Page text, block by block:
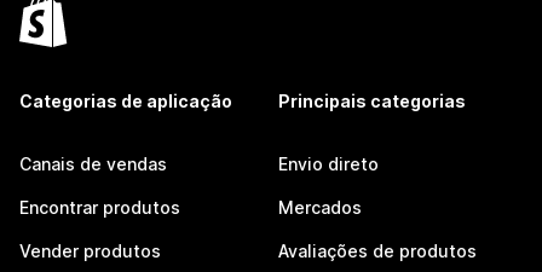
Categorias de aplicação
Canais de vendas
Encontrar produtos
Vender produtos
Principais categorias
Envio direto
Mercados
Avaliações de produtos